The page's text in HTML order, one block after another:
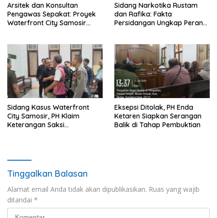
Arsitek dan Konsultan
Pengawas Sepakat: Proyek
Waterfront City Samosir
Sidang Narkotika Rustam
dan Rafika: Fakta
Persidangan Ungkap Peran
Sidang Kasus Waterfront
City Samosir, PH Klaim
Keterangan Saksi
Eksepsi Ditolak, PH Enda
Ketaren Siapkan Serangan
Balik di Tahap Pembuktian
Tinggalkan Balasan
Alamat email Anda tidak akan dipublikasikan. Ruas yang wajib
ditandai *